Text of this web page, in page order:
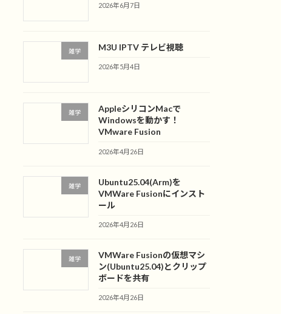
2026年6月7日
雑学 M3U IPTV テレビ視聴
2026年5月4日
雑学
AppleシリコンMacで
Windowsを動かす！
VMware Fusion
2026年4月26日
雑学
Ubuntu25.04(Arm)を
VMWare Fusionにインスト
ール
2026年4月26日
雑学
VMWare Fusionの仮想マシ
ン(Ubuntu25.04)とクリップ
ボードを共有
2026年4月26日